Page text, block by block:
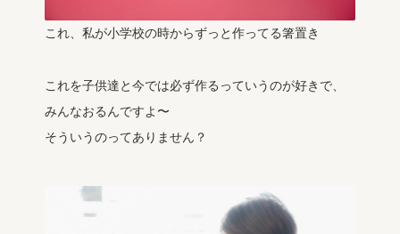
これ、私が小学校の時からずっと作ってる箸置き
これを子供達と今では必ず作るっていうのが好きで、
みんなおるんですよ〜
そういうのってありません？